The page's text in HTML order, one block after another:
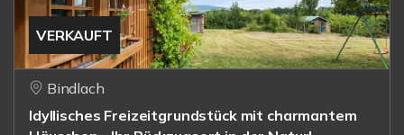
VERKAUFT
Bindlach
Idyllisches Freizeitgrundstück mit charmantem